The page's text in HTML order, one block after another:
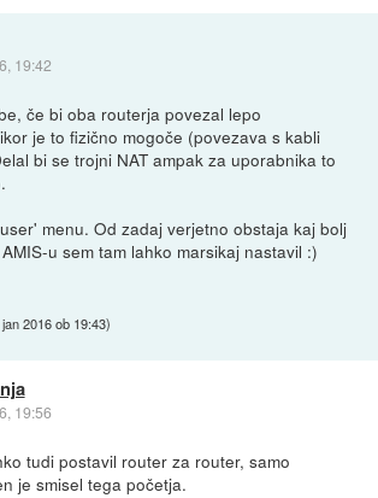
19:42
če bi oba routerja povezal lepo
je to fizično mogoče (povezava s kabli
bi se trojni NAT ampak za uporabnika to
menu. Od zadaj verjetno obstaja kaj bolj
u sem tam lahko marsikaj nastavil :)
jan 2016 ob 19:43)
19:56
tudi postavil router za router, samo
je smisel tega početja.